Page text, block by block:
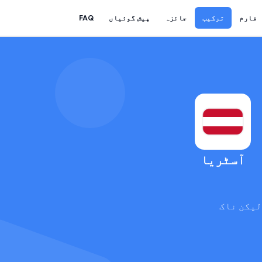
فارم ترکیب جائزہ پیش گوئیاں FAQ
آسٹریا
ناک